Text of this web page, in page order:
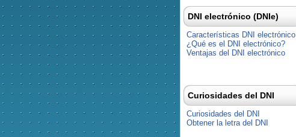
DNI electrónico (DNIe)
Características DNI electrónico
¿Qué es el DNI electrónico?
Ventajas del DNI electrónico
Curiosidades del DNI
Curiosidades del DNI
Obtener la letra del DNI